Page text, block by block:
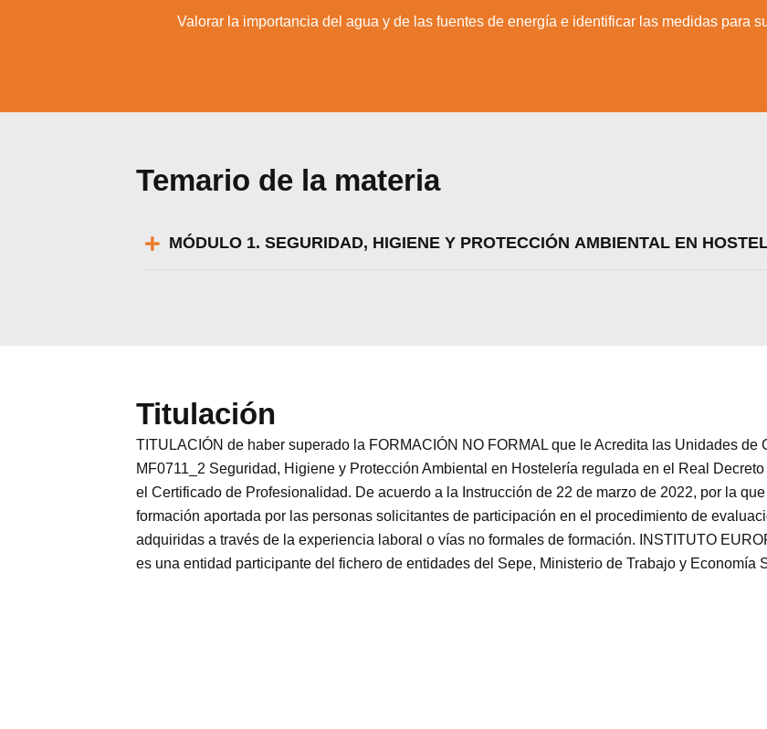
Valorar la importancia del agua y de las fuentes de energía e identificar las medidas para
Temario de la materia
MÓDULO 1. SEGURIDAD, HIGIENE Y PROTECCIÓN AMBIENTAL EN
Titulación
TITULACIÓN de haber superado la FORMACIÓN NO FORMAL que le Acredita las Unidades
MF0711_2 Seguridad, Higiene y Protección Ambiental en Hostelería regulada en el Real
el Certificado de Profesionalidad. De acuerdo a la Instrucción de 22 de marzo de 2022, por la
formación aportada por las personas solicitantes de participación en el procedimiento de
adquiridas a través de la experiencia laboral o vías no formales de formación. INSTITUTO
es una entidad participante del fichero de entidades del Sepe, Ministerio de Trabajo y Economía
ajustes.
Aceptar Rechazar Configurar